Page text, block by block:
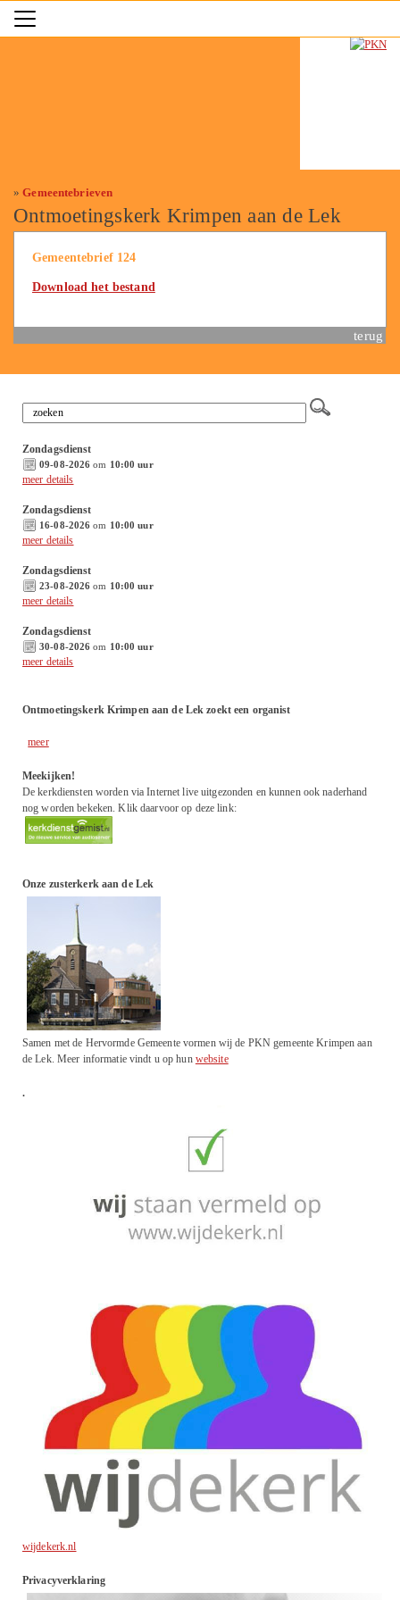
»Gemeentebrieven
Ontmoetingskerk Krimpen aan de Lek
Gemeentebrief 124
Download het bestand
terug
Zondagsdienst
09-08-2026 om 10:00 uur
meer details
Zondagsdienst
16-08-2026 om 10:00 uur
meer details
Zondagsdienst
23-08-2026 om 10:00 uur
meer details
Zondagsdienst
30-08-2026 om 10:00 uur
meer details
Ontmoetingskerk Krimpen aan de Lek zoekt een organist
meer
Meekijken!
De kerkdiensten worden via Internet live uitgezonden en kunnen ook naderhand
nog worden bekeken. Klik daarvoor op deze link:
Onze zusterkerk aan de Lek
Samen met de Hervormde Gemeente vormen wij de PKN gemeente Krimpen aan
de Lek. Meer informatie vindt u op hun website
.
wijdekerk.nl
Privacyverklaring